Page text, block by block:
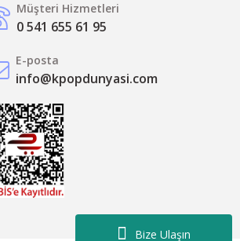
Bize Ulaşın
Müşteri Hizmetleri
0 541 655 61 95
E-posta
info@kpopdunyasi.com